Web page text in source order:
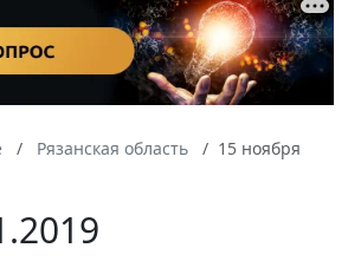
Рязанская область
15 ноября